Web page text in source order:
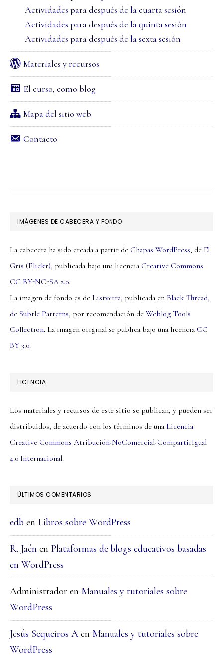
Actividades para después de la cuarta sesión
Actividades para después de la quinta sesión
Actividades para después de la sexta sesión
Materiales y recursos
El curso, como blog
Mapa del sitio web
Contacto
FOOTER
IMÁGENES DE CABECERA Y FONDO
La cabecera ha sido creada a partir de Chapas WordPress, de El
Gris (Flickr), publicada bajo una licencia Creative Commons
CC BY-NC-SA 2.0.
La imagen de fondo es de Listvetra, publicada en Black Thread,
de Subtle Patterns, por recomendación de Weblog Tools
Collection. La imagen original se publica bajo una licencia CC
BY 3.0.
LICENCIA
Los materiales y recursos de este sitio se publican, y pueden ser
distribuidos, de acuerdo con los términos de unaLicencia
Creative Commons Atribución-NoComercial-CompartirIgual
4.0 Internacional.
ÚLTIMOS COMENTARIOS
edb en Libros sobre WordPress
R. Jaén en Plataformas de blogs educativos basadas
en WordPress
Administrador en Manuales y tutoriales sobre
WordPress
Jesús Sequeiros A en Manuales y tutoriales sobre
WordPress